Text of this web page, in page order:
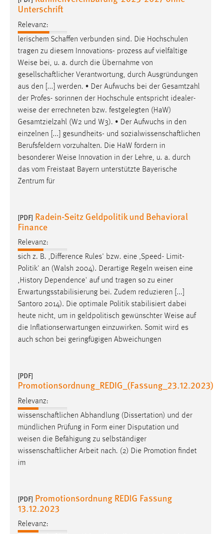
Unterschrift
Relevanz:
lerischem Schaffen verbunden sind. Die Hochschulen
tragen zu diesem Innovations- prozess auf vielfältige
Weise bei, u. a. durch die Übernahme von
gesellschaftlicher Verantwortung, durch Ausgründungen
aus den [...] werden. • Der Aufwuchs bei der Gesamtzahl
der Profes- sorinnen der Hochschule entspricht idealer-
weise der errechneten bzw. festgelegten (HaW)
Gesamtzielzahl (W2 und W3). • Der Aufwuchs in den
einzelnen [...] gesundheits- und sozialwissenschaftlichen
Berufsfeldern vorzuhalten. Die HaW fördern in
besonderer Weise Innovation in der Lehre, u. a. durch
das vom Freistaat Bayern unterstützte Bayerische
Zentrum für
[PDF] Radein-Seitz Geldpolitik und Behavioral
Finance
Relevanz:
sich z. B. ,Difference Rules' bzw. eine ,Speed- Limit-
Politik' an (Walsh 2004). Derartige Regeln weisen eine
,History Dependence' auf und tragen so zu einer
Erwartungsstabilisierung bei. Zudem reduzieren [...]
Santoro 2014). Die optimale Politik stabilisiert dabei
heute nicht, um in geldpolitisch gewünschter Weise auf
die Inflationserwartungen einzuwirken. Somit wird es
auch schon bei geringfügigen Abweichungen
[PDF]
Promotionsordnung_REDIG_(Fassung_23.12.2023)
Relevanz:
wissenschaftlichen Abhandlung (Dissertation) und der
mündlichen Prüfung in Form einer Disputation und
weisen die Befähigung zu selbständiger
wissenschaftlicher Arbeit nach. (2) Die Promotion findet
im
[PDF] Promotionsordnung REDIG Fassung
13.12.2023
Relevanz:
Conversion-Tracking
Cookie Laufzeit:
3 Monate
Facebook Pixel
Name:
_fbp
Anbieter:
Zweck:
Conversion-Tracking
Cookie Laufzeit:
3 Monate
EXTERNE MEDIEN
Um Inhalte von Videoplattformen und Social Media
Plattformen anzeigen zu können, werden von diesen
externen Medien Cookies gesetzt.
YouTube
Vimeo